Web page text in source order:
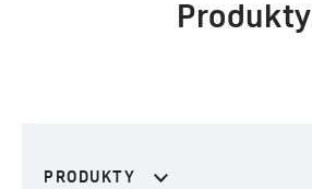
Produkty
PRODUKTY